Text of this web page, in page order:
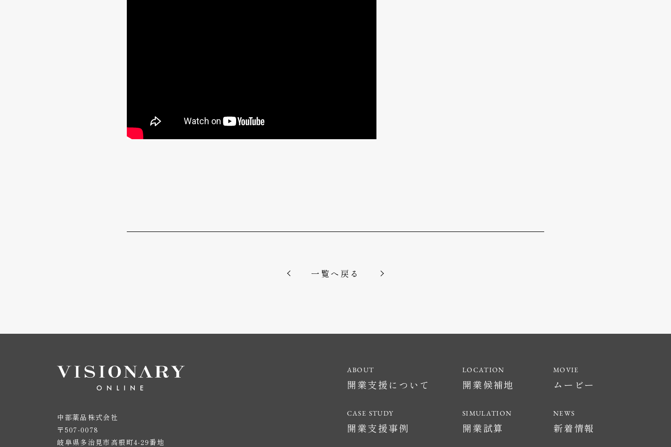
一覧へ戻る
中部薬品株式会社
〒507-0078
岐阜県多治見市高根町4-29番地
開業支援について
開業支援事例
開業候補地
開業試算
ムービー
新着情報